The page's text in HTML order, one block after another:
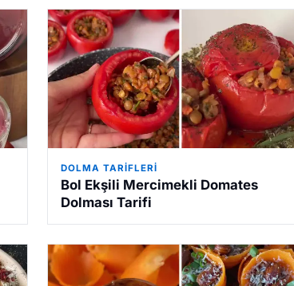
DOLMA TARIFLERI
Bol Ekşili Mercimekli Domates
Dolması Tarifi